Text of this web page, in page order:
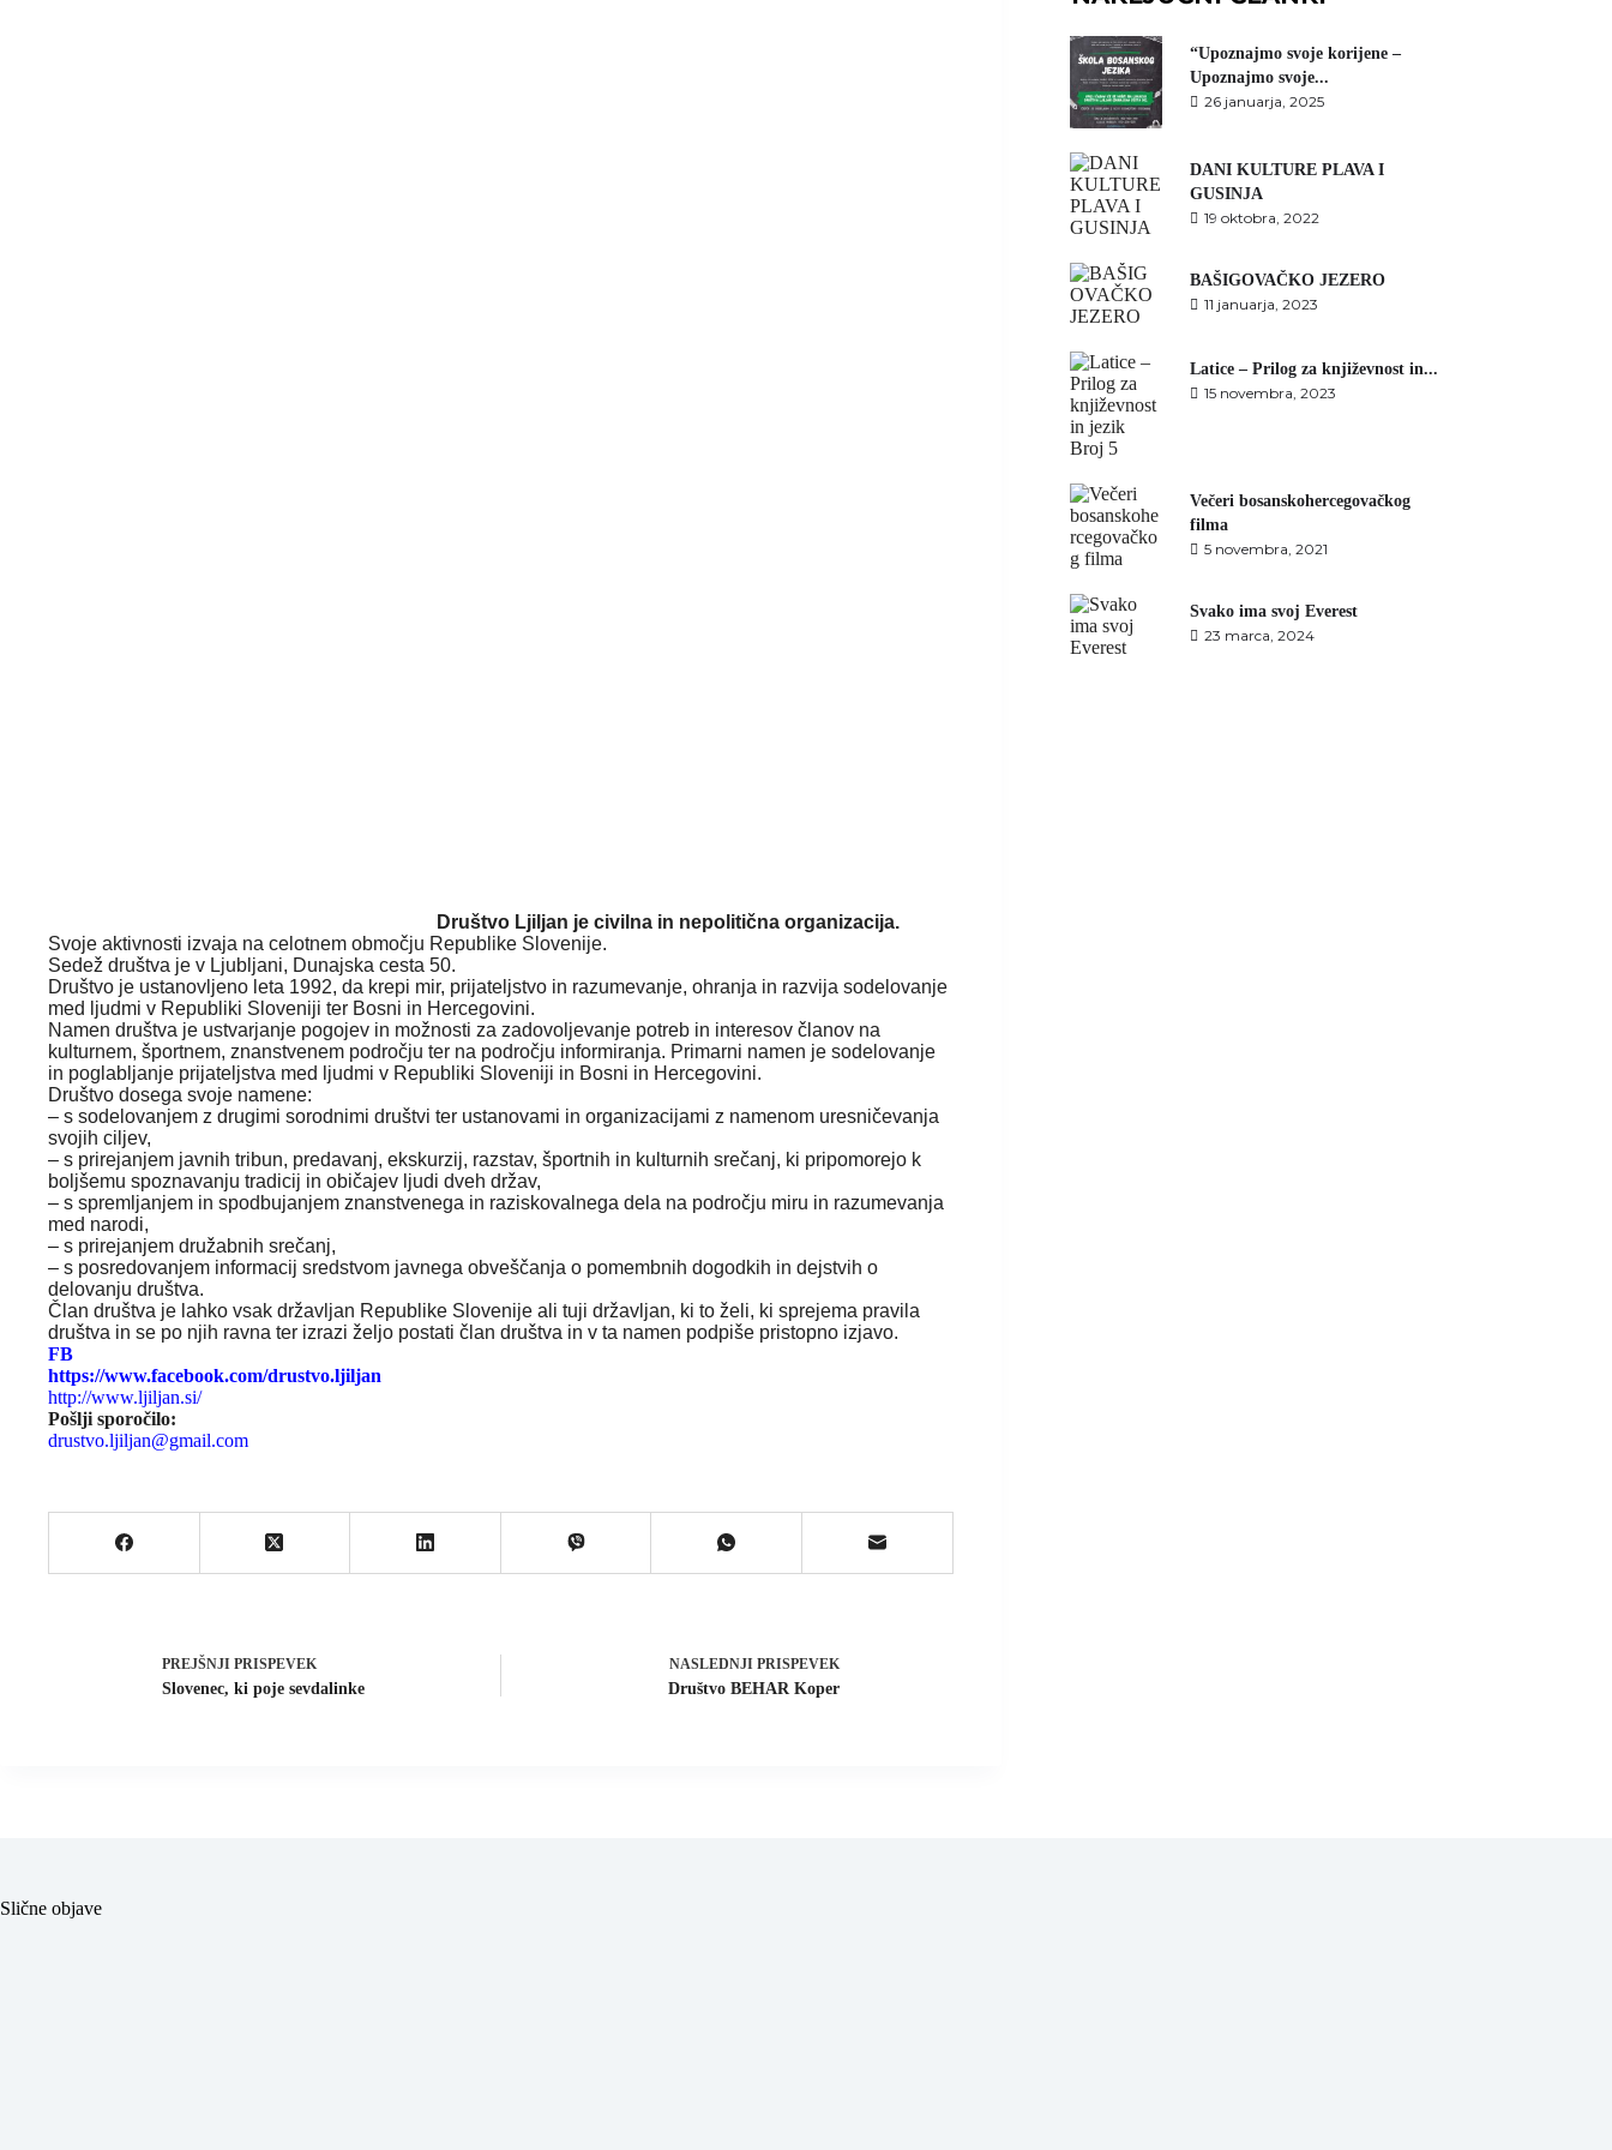
Društvo Ljiljan je civilna in nepolitična organizacija.
Svoje aktivnosti izvaja na celotnem območju Republike Slovenije.
Sedež društva je v Ljubljani, Dunajska cesta 50.
Društvo je ustanovljeno leta 1992, da krepi mir, prijateljstvo in razumevanje, ohranja in razvija sodelovanje
med ljudmi v Republiki Sloveniji ter Bosni in Hercegovini.
Namen društva je ustvarjanje pogojev in možnosti za zadovoljevanje potreb in interesov članov na
kulturnem, športnem, znanstvenem področju ter na področju informiranja. Primarni namen je sodelovanje
in poglabljanje prijateljstva med ljudmi v Republiki Sloveniji in Bosni in Hercegovini.
Društvo dosega svoje namene:
– s sodelovanjem z drugimi sorodnimi društvi ter ustanovami in organizacijami z namenom uresničevanja
svojih ciljev,
– s prirejanjem javnih tribun, predavanj, ekskurzij, razstav, športnih in kulturnih srečanj, ki pripomorejo k
boljšemu spoznavanju tradicij in običajev ljudi dveh držav,
– s spremljanjem in spodbujanjem znanstvenega in raziskovalnega dela na področju miru in razumevanja
med narodi,
– s prirejanjem družabnih srečanj,
– s posredovanjem informacij sredstvom javnega obveščanja o pomembnih dogodkih in dejstvih o
delovanju društva.
Član društva je lahko vsak državljan Republike Slovenije ali tuji državljan, ki to želi, ki sprejema pravila
društva in se po njih ravna ter izrazi željo postati član društva in v ta namen podpiše pristopno izjavo.
FB
https://www.facebook.com/drustvo.ljiljan
http://www.ljiljan.si/
Pošlji sporočilo:
drustvo.ljiljan@gmail.com
PREJŠNJI PRISPEVEK
Slovenec, ki poje sevdalinke
NASLEDNJI PRISPEVEK
Društvo BEHAR Koper
“Upoznajmo svoje korijene –
Upoznajmo svoje...
26 januarja, 2025
DANI KULTURE PLAVA I
GUSINJA
19 oktobra, 2022
BAŠIGOVAČKO JEZERO
11 januarja, 2023
Latice – Prilog za književnost in...
15 novembra, 2023
Večeri bosanskohercegovačkog
filma
5 novembra, 2021
Svako ima svoj Everest
23 marca, 2024
Slične objave